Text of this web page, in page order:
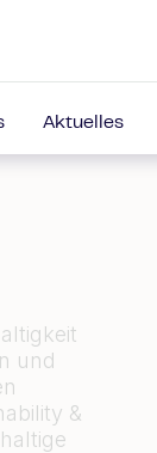
Aktuelles
und
&